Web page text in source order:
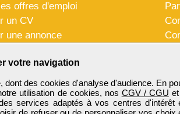
votre navigation
des cookies d'analyse d'audience. En
utilisation de cookies, nos CGV / CGU
services adaptés à vos centres d'intérêt
offres d'emploi
un CV
une annonce